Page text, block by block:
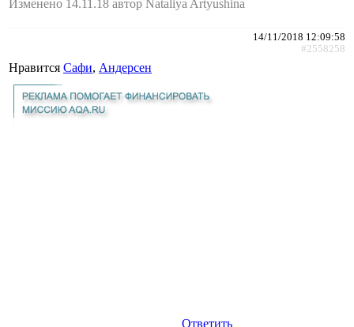
Изменено 14.11.18 автор Nataliya Artyushina
14/11/2018 12:09:58
#2558258
Нравится Сафи, Андерсен
Ответить